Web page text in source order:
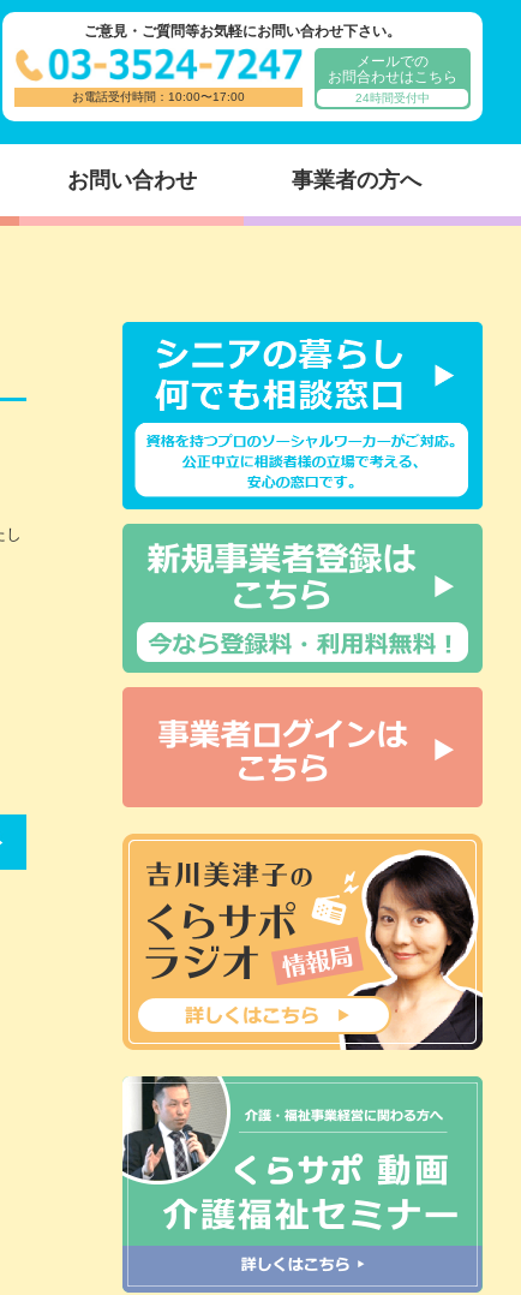
ご意見・ご質問等お気軽にお問い合わせ下さい。
お電話受付時間：10:00〜17:00
メールでの
お問合わせはこちら
24時間受付中
お問い合わせ 事業者の方へ
し